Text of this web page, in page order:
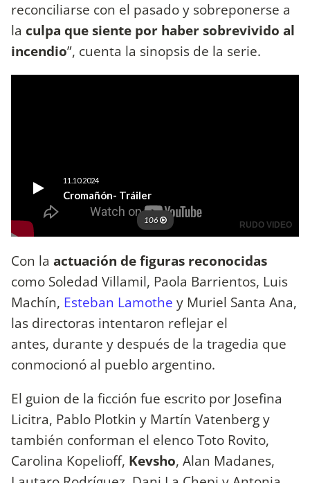
reconciliarse con el pasado y sobreponerse a
la culpa que siente por haber sobrevivido al
incendio”, cuenta la sinopsis de la serie.
Con la actuación de figuras reconocidas
como Soledad Villamil, Paola Barrientos, Luis
Machín, Esteban Lamothe y Muriel Santa Ana,
las directoras intentaron reflejar el
antes, durante y después de la tragedia que
conmocionó al pueblo argentino.
El guion de la ficción fue escrito por Josefina
Licitra, Pablo Plotkin y Martín Vatenberg y
también conforman el elenco Toto Rovito,
Carolina Kopelioff, Kevsho, Alan Madanes,